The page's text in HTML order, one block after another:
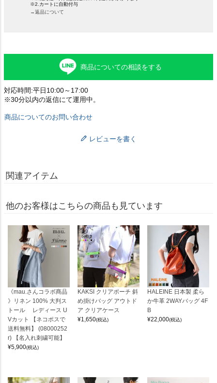
※2.カートに自動付与
→返品について
商品についての相談をする
対応時間:平日10:00～17:00
※30分以内の返信にて運用中。
商品についてのお問い合わせ
レビューを書く
関連アイテム
他のお客様はこちらの商品も見ています
《mau.さんコラボ商品
》リネン 100% 大判ス
トール レディース U
Vカット 【ネコポスで
送料無料】 (08000252
r) 【名入れ刺繍可能】
¥5,900(税込)
KAKSI クリアポーチ 斜
め掛けバッグ アウトド
ア クリアケース
¥1,650(税込)
HALEINE 日本製 柔ら
か牛革 2WAYバッグ 4F
B
¥22,000(税込)